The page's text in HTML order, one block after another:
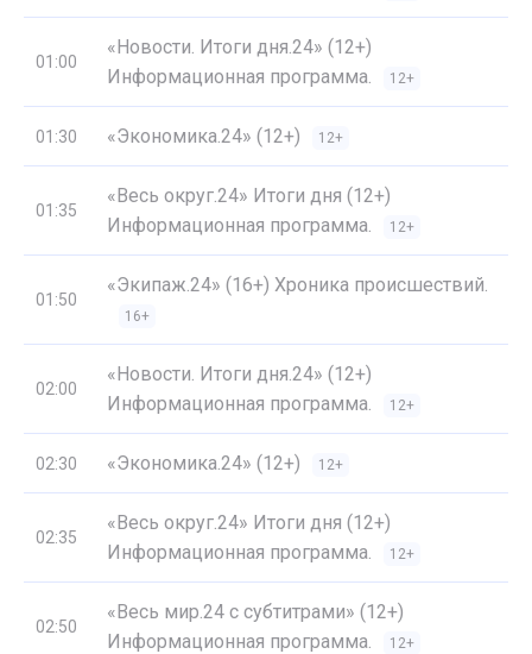
01:00
«Новости. Итоги дня.24» (12+)
Информационная программа.
12+
01:30 «Экономика.24» (12+) 12+
01:35
«Весь округ.24» Итоги дня (12+)
Информационная программа.
12+
01:50
«Экипаж.24» (16+) Хроника происшествий.
16+
02:00
«Новости. Итоги дня.24» (12+)
Информационная программа.
12+
02:30 «Экономика.24» (12+) 12+
02:35
«Весь округ.24» Итоги дня (12+)
Информационная программа.
12+
02:50
«Весь мир.24 с субтитрами» (12+)
Информационная программа.
12+